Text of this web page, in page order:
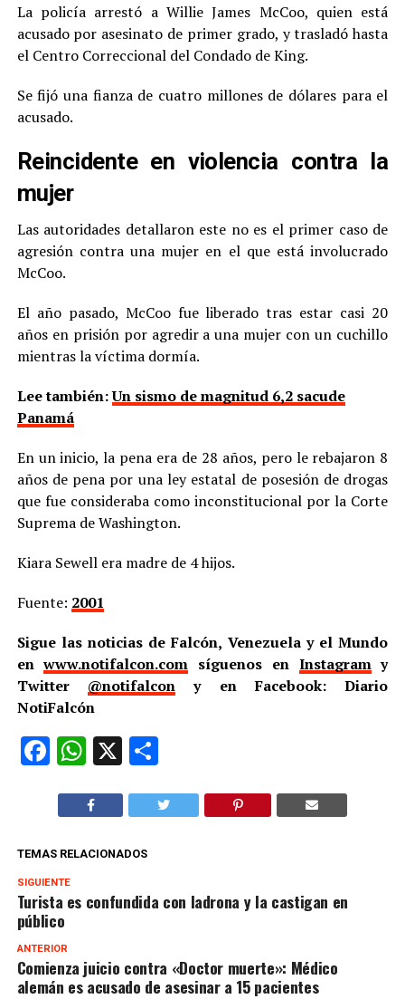
La policía arrestó a Willie James McCoo, quien está
acusado por asesinato de primer grado, y trasladó hasta
el Centro Correccional del Condado de King.
Se fijó una fianza de cuatro millones de dólares para el
acusado.
Reincidente en violencia contra la
mujer
Las autoridades detallaron este no es el primer caso de
agresión contra una mujer en el que está involucrado
McCoo.
El año pasado, McCoo fue liberado tras estar casi 20
años en prisión por agredir a una mujer con un cuchillo
mientras la víctima dormía.
Lee también:Un sismo de magnitud 6,2 sacude
Panamá
En un inicio, la pena era de 28 años, pero le rebajaron 8
años de pena por una ley estatal de posesión de drogas
que fue consideraba como inconstitucional por la Corte
Suprema de Washington.
Kiara Sewell era madre de 4 hijos.
Fuente: 2001
Sigue las noticias de Falcón, Venezuela y el Mundo
enwww.notifalcon.com síguenos en Instagramy
Twitter @notifalcon y en Facebook: Diario
NotiFalcón
Facebook
WhatsApp
X Compartir
TEMAS RELACIONADOS
SIGUIENTE
Turista es confundida con ladrona y la castigan en
público
ANTERIOR
Comienza juicio contra «Doctor muerte»: Médico
alemán es acusado de asesinar a 15 pacientes